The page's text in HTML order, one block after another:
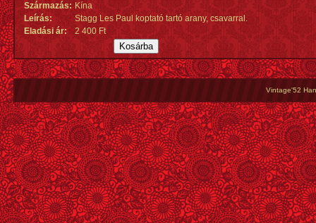
Származás: Kína
Leírás:
Stagg Les Paul koptató tartó arany, csavarral.
Eladási ár:
2 400 Ft
Vintage'52